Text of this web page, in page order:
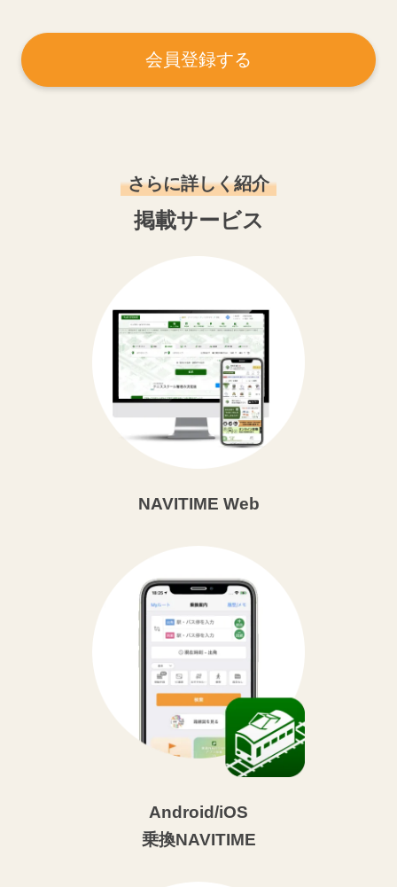
会員登録する
さらに詳しく紹介
掲載サービス
NAVITIME Web
Android/iOS
乗換NAVITIME